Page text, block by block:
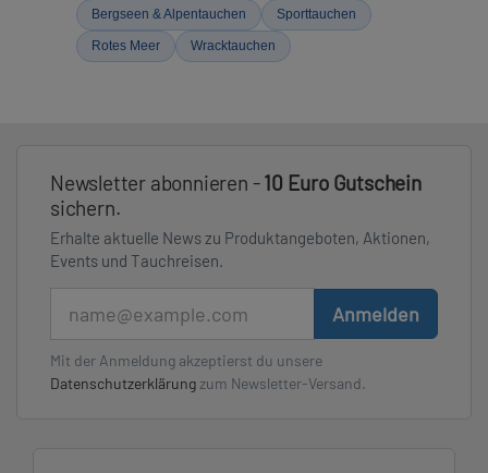
Bergseen & Alpentauchen Sporttauchen
Rotes Meer Wracktauchen
Newsletter abonnieren -10 Euro Gutschein
sichern.
Erhalte aktuelle News zu Produktangeboten, Aktionen,
Events und Tauchreisen.
Anmelden
Mit der Anmeldung akzeptierst du unsere
Datenschutzerklärung zum Newsletter-Versand.